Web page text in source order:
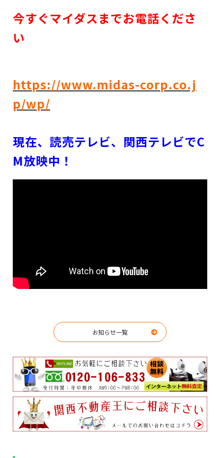
今すぐマイダスまでお電話くださ
い
https://www.midas-corp.co.j
p/wp/
現在、読売テレビ、関西テレビでC
M放映中！
お知らせ一覧